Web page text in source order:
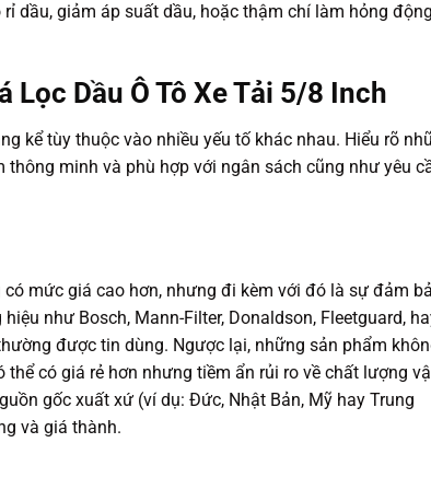
dầu, giảm áp suất dầu, hoặc thậm chí làm hỏng
Lọc Dầu Ô Tô Xe Tải 5/8 Inch
kể tùy thuộc vào nhiều yếu tố khác nhau. Hiểu rõ
minh và phù hợp với ngân sách cũng như yêu
mức giá cao hơn, nhưng đi kèm với đó là sự đảm
như Bosch, Mann-Filter, Donaldson, Fleetguard,
được tin dùng. Ngược lại, những sản phẩm
có giá rẻ hơn nhưng tiềm ẩn rủi ro về chất lượng
gốc xuất xứ (ví dụ: Đức, Nhật Bản, Mỹ hay Trung
và giá thành.